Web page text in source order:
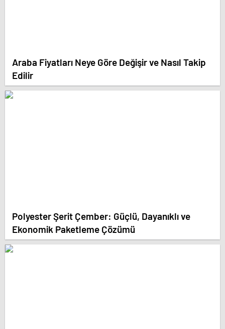
Araba Fiyatları Neye Göre Değişir ve Nasıl Takip
Edilir
Polyester Şerit Çember: Güçlü, Dayanıklı ve
Ekonomik Paketleme Çözümü